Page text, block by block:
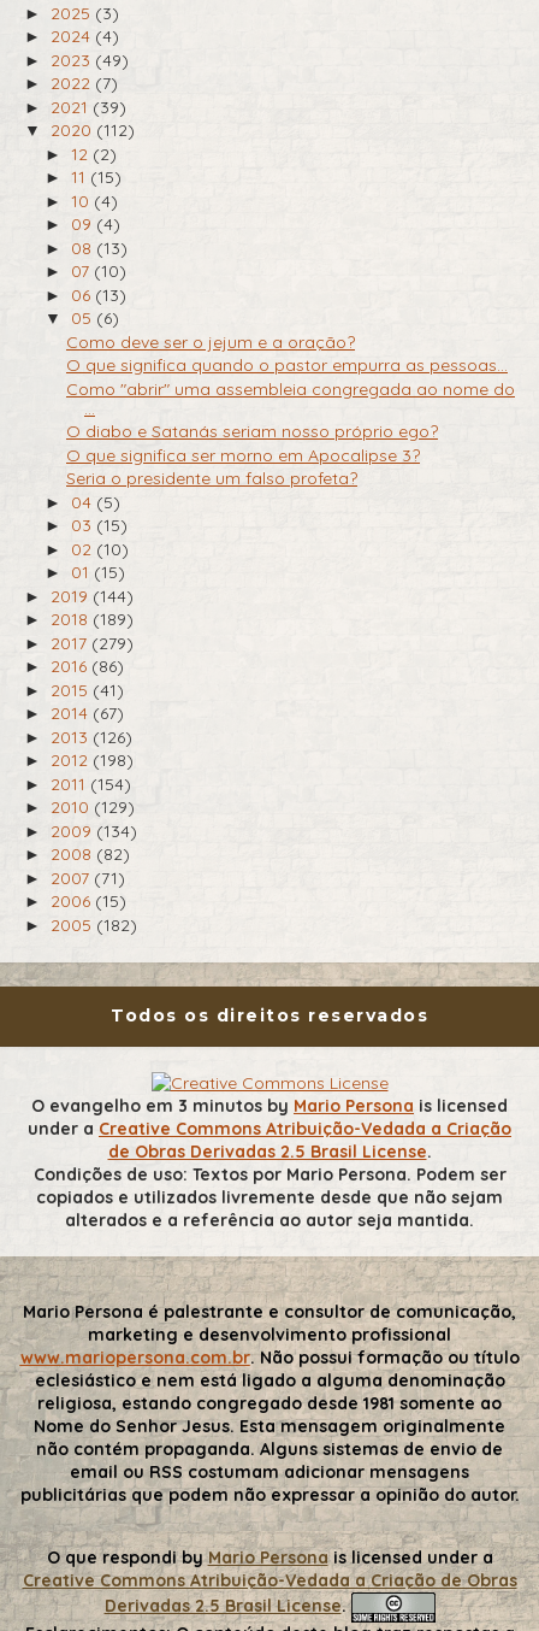
► 2025 (3)
► 2024 (4)
► 2023 (49)
► 2022 (7)
► 2021 (39)
▼ 2020 (112)
► 12 (2)
► 11 (15)
► 10 (4)
► 09 (4)
► 08 (13)
► 07 (10)
► 06 (13)
▼ 05 (6)
Como deve ser o jejum e a oração?
O que significa quando o pastor empurra as pessoas...
Como "abrir" uma assembleia congregada ao nome do
...
O diabo e Satanás seriam nosso próprio ego?
O que significa ser morno em Apocalipse 3?
Seria o presidente um falso profeta?
► 04 (5)
► 03 (15)
► 02 (10)
► 01 (15)
► 2019 (144)
► 2018 (189)
► 2017 (279)
► 2016 (86)
► 2015 (41)
► 2014 (67)
► 2013 (126)
► 2012 (198)
► 2011 (154)
► 2010 (129)
► 2009 (134)
► 2008 (82)
► 2007 (71)
► 2006 (15)
► 2005 (182)
Todos os direitos reservados
O evangelho em 3 minutos by Mario Persona is licensed
under a Creative Commons Atribuição-Vedada a Criação
de Obras Derivadas 2.5 Brasil License.
Condições de uso: Textos por Mario Persona. Podem ser
copiados e utilizados livremente desde que não sejam
alterados e a referência ao autor seja mantida.
Mario Persona é palestrante e consultor de comunicação,
marketing e desenvolvimento profissional
www.mariopersona.com.br. Não possui formação ou título
eclesiástico e nem está ligado a alguma denominação
religiosa, estando congregado desde 1981 somente ao
Nome do Senhor Jesus. Esta mensagem originalmente
não contém propaganda. Alguns sistemas de envio de
email ou RSS costumam adicionar mensagens
publicitárias que podem não expressar a opinião do autor.
O que respondibyMario Personais licensed under a
Creative Commons Atribuição-Vedada a Criação de Obras
Derivadas 2.5 Brasil License.